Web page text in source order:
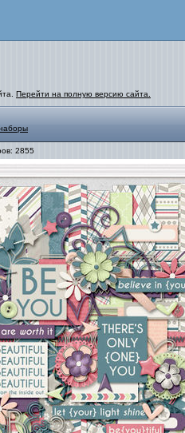
Перейти на полную версию сайта.
2855